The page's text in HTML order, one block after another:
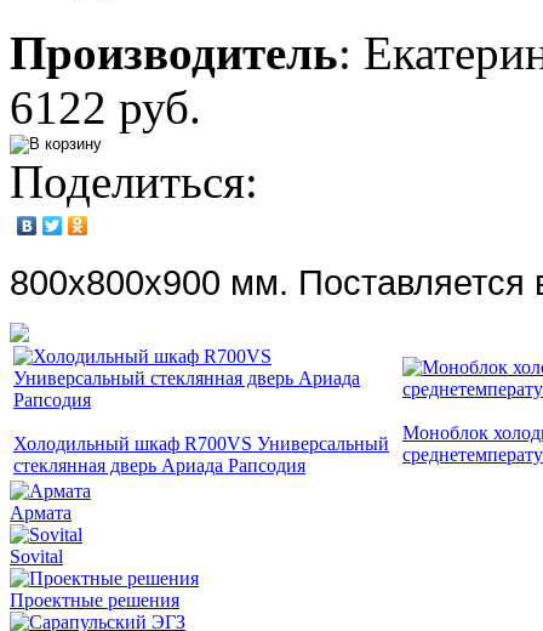
Производитель:
6122 руб.
Поделиться:
800х800х900 мм. Поставляется
Холодильный шкаф R700VS Универсальный
стеклянная дверь Ариада Рапсодия
Моноблок
Армата
Sovital
Проектные решения